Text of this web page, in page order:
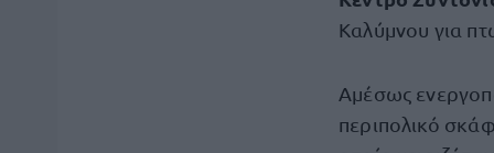
Καλύμνου για
Αμέσως
περιπολικό